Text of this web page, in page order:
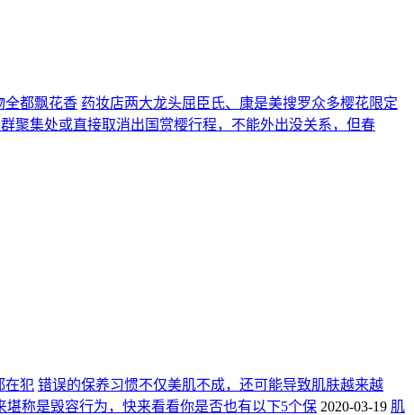
全都飘花香 药妆店两大龙头屈臣氏、康是美搜罗众多樱花限定
聚集处或直接取消出国赏樱行程，不能外出没关系，但春
在犯 错误的保养习惯不仅美肌不成，还可能导致肌肤越来越
称是毁容行为，快来看看你是否也有以下5个保 2020-03-19 肌